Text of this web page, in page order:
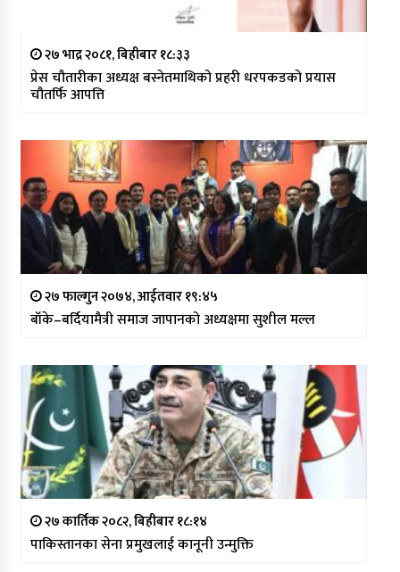
२७ भाद्र २०८१, बिहीबार १८:३३
प्रेस चौतारीका अध्यक्ष बस्नेतमाथिको प्रहरी धरपकडको प्रयास
चौतर्फि आपत्ति
२७ फाल्गुन २०७४, आईतवार १९:४५
बाँके–बर्दियामैत्री समाज जापानको अध्यक्षमा सुशील मल्ल
२७ कार्तिक २०८२, बिहीबार १८:१४
पाकिस्तानका सेना प्रमुखलाई कानूनी उन्मुक्ति